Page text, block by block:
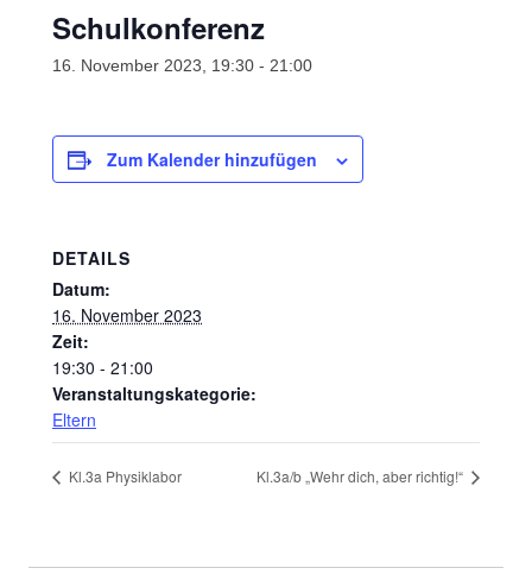
Schulkonferenz
16. November 2023, 19:30 - 21:00
Zum Kalender hinzufügen
DETAILS
Datum:
16. November 2023
Zeit:
19:30 - 21:00
Veranstaltungskategorie:
Eltern
Kl.3a Physiklabor Kl.3a/b „Wehr dich, aber richtig!“